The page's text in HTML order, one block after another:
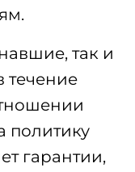
так и
течение
политику
гарантии,